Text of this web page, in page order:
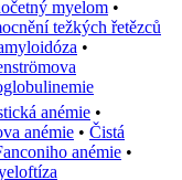
myelom •
težkých řetězců
•
anémie •
anémie • Čistá
anémie •